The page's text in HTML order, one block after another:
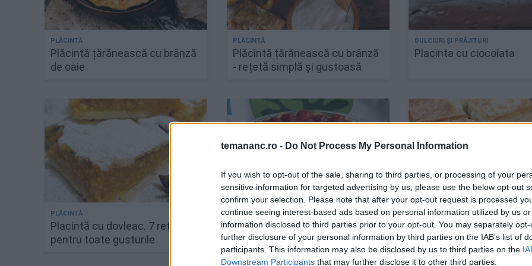
temananc.ro - Do Not Process My Personal Information
If you wish to opt-out of the sale, sharing to third parties, or processing of your
sensitive information for targeted advertising by us, please use the below opt-out
confirm your selection. Please note that after your opt-out request is processed
continue seeing interest-based ads based on personal information utilized by us
information disclosed to third parties prior to your opt-out. You may separately
further disclosure of your personal information by third parties on the IAB’s list of
participants. This information may also be disclosed by us to third parties on the
Downstream Participants that may further disclose it to other third parties.
Plăcintă țărănească cu brânză
de oaie
Plăcintă țărănească cu brânză
- rețetă simplă și gustoasă
Placinta cu ciocolata
Placintă cu dovleac. 7 rețete
pentru toate gusturile
Placinta Cu Capsuni
Burek (borek) cu brânză
mai bună plăcintă